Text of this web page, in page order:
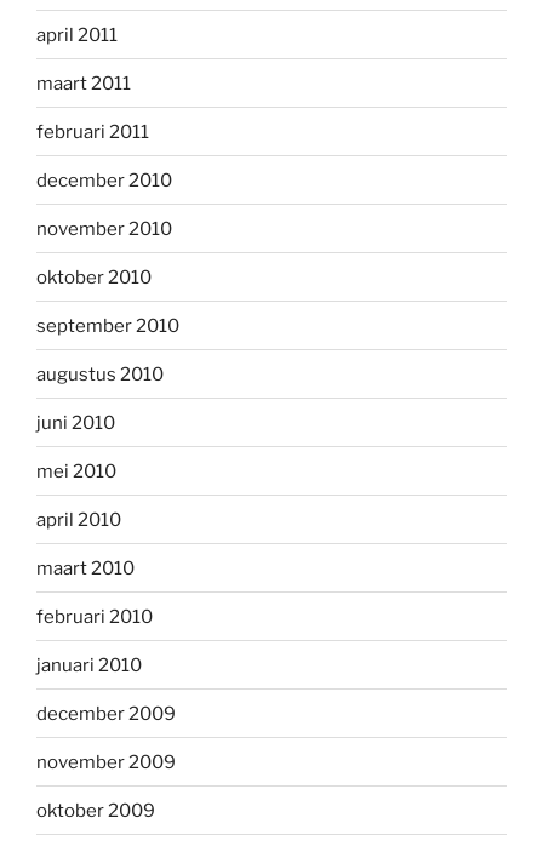
april 2011
maart 2011
februari 2011
december 2010
november 2010
oktober 2010
september 2010
augustus 2010
juni 2010
mei 2010
april 2010
maart 2010
februari 2010
januari 2010
december 2009
november 2009
oktober 2009